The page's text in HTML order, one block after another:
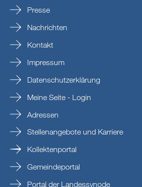
Presse
Nachrichten
Kontakt
Impressum
Datenschutzerklärung
Meine Seite - Login
Adressen
Stellenangebote und Karriere
Kollektenportal
Gemeindeportal
Portal der Landessynode